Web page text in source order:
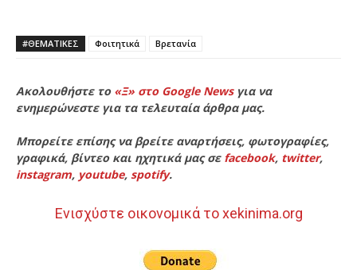
#ΘΕΜΑΤΙΚΈΣ Φοιτητικά Βρετανία
Ακολουθήστε το «Ξ» στο Google Newsγια να
ενημερώνεστε για τα τελευταία άρθρα μας.
Μπορείτε επίσης να βρείτε αναρτήσεις, φωτογραφίες,
γραφικά, βίντεο και ηχητικά μας σε facebook, twitter,
instagram, youtube, spotify.
Ενισχύστε οικονομικά το xekinima.org